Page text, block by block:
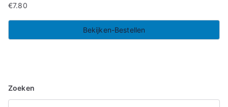
€7.80
Bekijken-Bestellen
Zoeken